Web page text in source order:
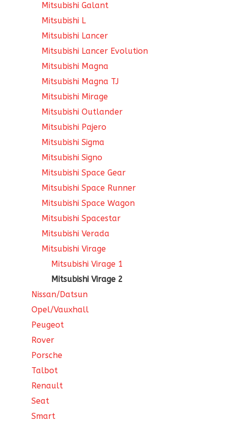
Mitsubishi Galant
Mitsubishi L
Mitsubishi Lancer
Mitsubishi Lancer Evolution
Mitsubishi Magna
Mitsubishi Magna TJ
Mitsubishi Mirage
Mitsubishi Outlander
Mitsubishi Pajero
Mitsubishi Sigma
Mitsubishi Signo
Mitsubishi Space Gear
Mitsubishi Space Runner
Mitsubishi Space Wagon
Mitsubishi Spacestar
Mitsubishi Verada
Mitsubishi Virage
Mitsubishi Virage 1
Mitsubishi Virage 2
Nissan/Datsun
Opel/Vauxhall
Peugeot
Rover
Porsche
Talbot
Renault
Seat
Smart